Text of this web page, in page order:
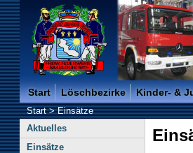
Freiwillige Feuerwehr der
Start Löschbezirke Kinder- &
Start>Einsätze
Aktuelles
Einsätze